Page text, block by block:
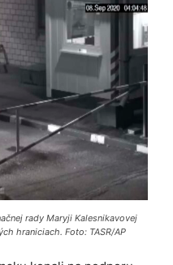
rady Maryji Kalesnikavovej
hraniciach. Foto: TASR/AP